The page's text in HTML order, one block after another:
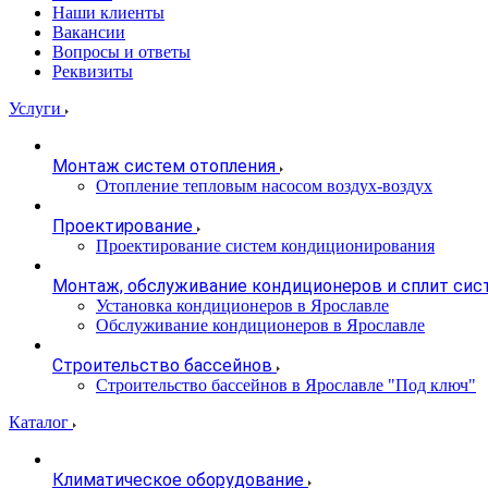
Наши клиенты
Вакансии
Вопросы и ответы
Реквизиты
Услуги
Монтаж систем отопления
Отопление тепловым насосом воздух-воздух
Проектирование
Проектирование систем кондиционирования
Монтаж, обслуживание кондиционеров и сплит
Установка кондиционеров в Ярославле
Обслуживание кондиционеров в Ярославле
Строительство бассейнов
Строительство бассейнов в Ярославле "Под ключ"
Каталог
Климатическое оборудование